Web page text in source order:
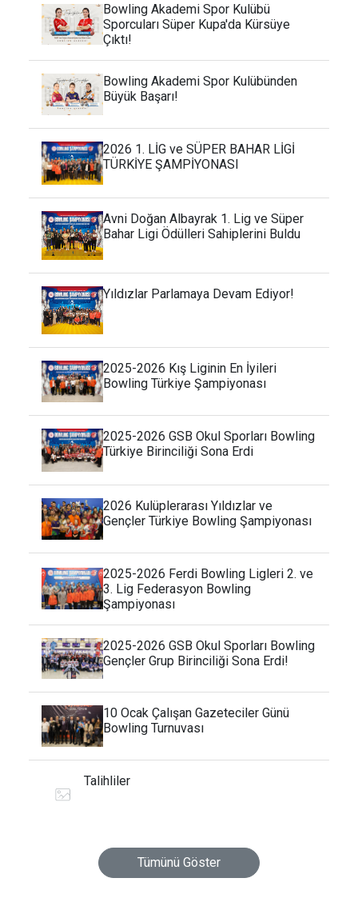
Bowling Akademi Spor Kulübü
Sporcuları Süper Kupa'da Kürsüye
Çıktı!
Bowling Akademi Spor Kulübünden
Büyük Başarı!
2026 1. LİG ve SÜPER BAHAR LİGİ
TÜRKİYE ŞAMPİYONASI
Avni Doğan Albayrak 1. Lig ve Süper
Bahar Ligi Ödülleri Sahiplerini Buldu
Yıldızlar Parlamaya Devam Ediyor!
2025-2026 Kış Liginin En İyileri
Bowling Türkiye Şampiyonası
2025-2026 GSB Okul Sporları Bowling
Türkiye Birinciliği Sona Erdi
2026 Kulüplerarası Yıldızlar ve
Gençler Türkiye Bowling Şampiyonası
2025-2026 Ferdi Bowling Ligleri 2. ve
3. Lig Federasyon Bowling
Şampiyonası
2025-2026 GSB Okul Sporları Bowling
Gençler Grup Birinciliği Sona Erdi!
10 Ocak Çalışan Gazeteciler Günü
Bowling Turnuvası
Talihliler
Tümünü Göster